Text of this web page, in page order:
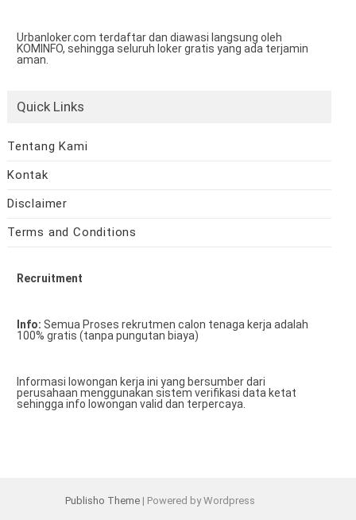
Urbanloker.com terdaftar dan diawasi langsung oleh
KOMINFO, sehingga seluruh loker gratis yang ada terjamin
aman.
Quick Links
Tentang Kami
Kontak
Disclaimer
Terms and Conditions
Recruitment
Info: Semua Proses rekrutmen calon tenaga kerja adalah
100% gratis (tanpa pungutan biaya)
Informasi lowongan kerja ini yang bersumber dari
perusahaan menggunakan sistem verifikasi data ketat
sehingga info lowongan valid dan terpercaya.
Publisho Theme | Powered by Wordpress